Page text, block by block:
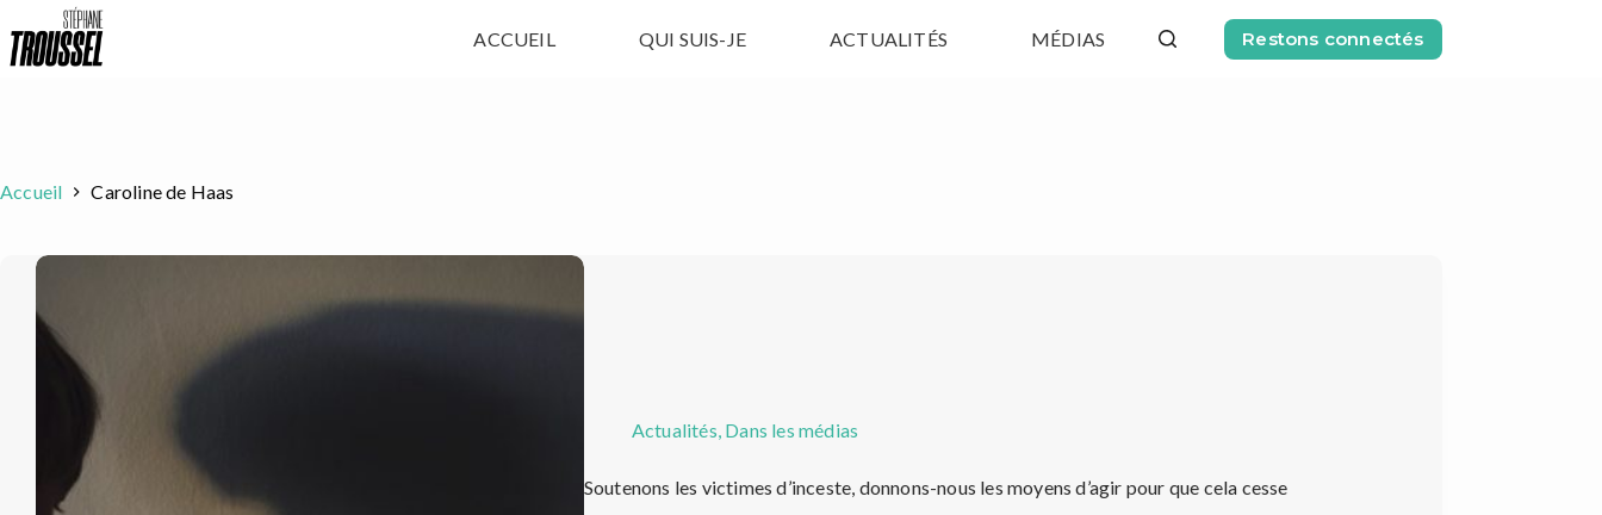
au
ACCUEIL QUI SUIS-JE ACTUALITÉS MÉDIAS Restons connectés
Accueil Caroline de Haas
Actualités, Dans les médias
Soutenons les victimes d’inceste, donnons-nous les moyens d’agir pour que cela cesse